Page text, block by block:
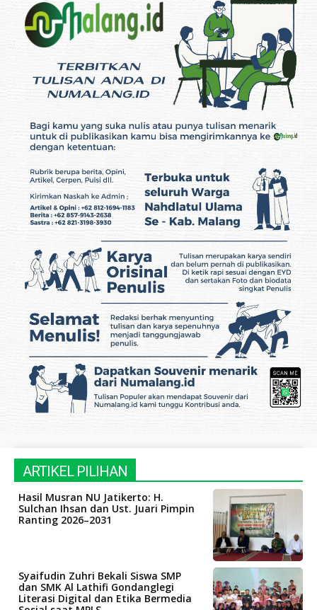
ARTIKEL PILIHAN
Hasil Musran NU Jatikerto: H.
Sulchan Ihsan dan Ust. Juari Pimpin
Ranting 2026–2031
Syaifudin Zuhri Bekali Siswa SMP
dan SMK Al Lathifi Gondanglegi
Literasi Digital dan Etika Bermedia